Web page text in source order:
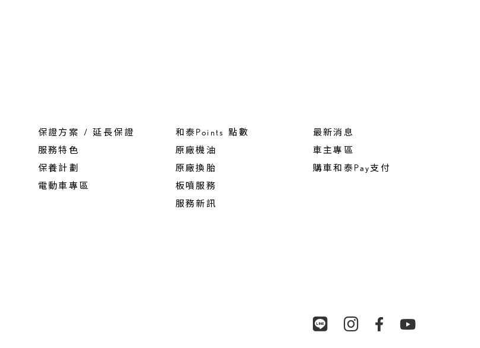
保證方案 / 延長保證
服務特色
保養計劃
電動車專區
和泰Points 點數
原廠機油
原廠換胎
板噴服務
服務新訊
最新消息
車主專區
購車和泰Pay支付